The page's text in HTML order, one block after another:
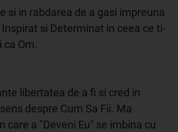
si in rabdarea de a gasi impreuna
si Determinat in ceea ce ti-
ca Om.
libertatea de a fi si cred in
despre Cum Sa Fii. Ma
care a "Deveni Eu" se imbina cu